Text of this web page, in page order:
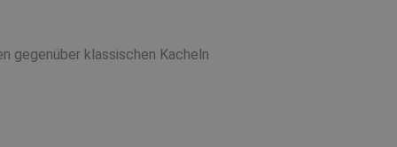
gegenüber klassischen Kacheln